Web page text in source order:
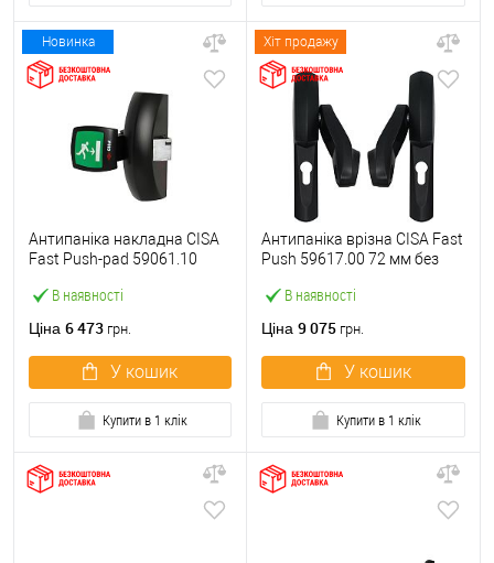
Новинка
В наявності
Антипаніка накладна CISA
Fast Push-pad 59061.10
Ціна 6 473 грн.
У кошик
Купити в 1 клік
Хіт продажу
В наявності
Антипаніка врізна CISA Fast
Push 59617.00 72 мм без
Ціна 9 075 грн.
У кошик
Купити в 1 клік